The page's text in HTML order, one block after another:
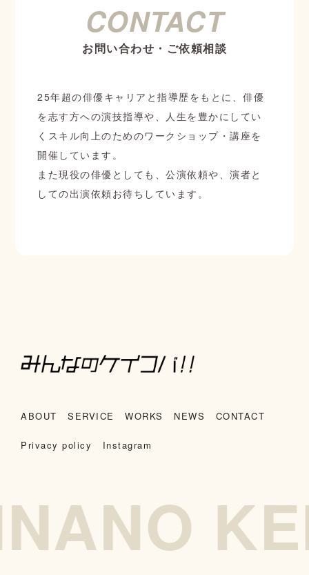
CONTACT
お問い合わせ・ご依頼相談
25年超の俳優キャリアと指導歴をもとに、俳優
を志す方への演技指導や、人生を豊かにしてい
くスキル向上のためのワークショップ・講座を
開催しています。
また現役の俳優としても、公演依頼や、演者と
しての出演依頼お待ちしています。
ABOUT SERVICE WORKS NEWS CONTACT
Privacy policy Instagram